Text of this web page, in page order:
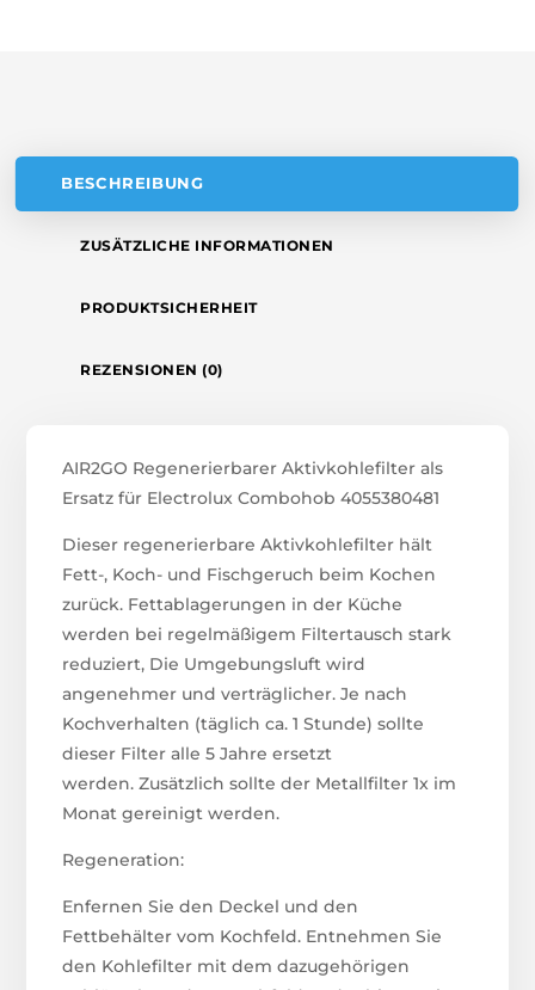
BESCHREIBUNG
ZUSÄTZLICHE INFORMATIONEN
PRODUKTSICHERHEIT
REZENSIONEN (0)
AIR2GO Regenerierbarer Aktivkohlefilter als
Ersatz für Electrolux Combohob 4055380481
Dieser regenerierbare Aktivkohlefilter hält
Fett-, Koch- und Fischgeruch beim Kochen
zurück. Fettablagerungen in der Küche
werden bei regelmäßigem Filtertausch stark
reduziert, Die Umgebungsluft wird
angenehmer und verträglicher. Je nach
Kochverhalten (täglich ca. 1 Stunde) sollte
dieser Filter alle 5 Jahre ersetzt
werden. Zusätzlich sollte der Metallfilter 1x im
Monat gereinigt werden.
Regeneration:
Enfernen Sie den Deckel und den
Fettbehälter vom Kochfeld. Entnehmen Sie
den Kohlefilter mit dem dazugehörigen